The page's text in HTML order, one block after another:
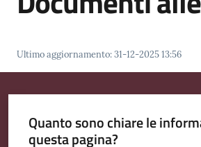
Menu selezionato
Vivere
Bentivoglio
Ultimo aggiornamento:31-12-2025 13:56
Quanto sono chiare le
questa pagina?